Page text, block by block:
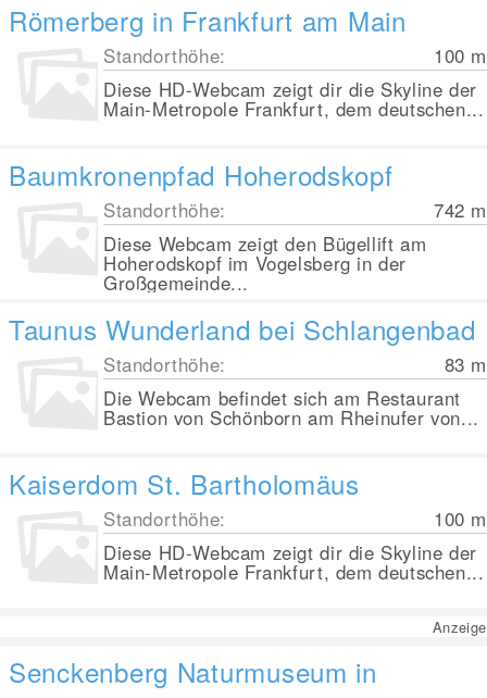
Römerberg in Frankfurt am Main
Standorthöhe: 100 m
Diese HD-Webcam zeigt dir die Skyline der
Main-Metropole Frankfurt, dem deutschen...
Baumkronenpfad Hoherodskopf
Standorthöhe: 742 m
Diese Webcam zeigt den Bügellift am
Hoherodskopf im Vogelsberg in der
Großgemeinde...
Taunus Wunderland bei Schlangenbad
Standorthöhe: 83 m
Die Webcam befindet sich am Restaurant
Bastion von Schönborn am Rheinufer von...
Kaiserdom St. Bartholomäus
Standorthöhe: 100 m
Diese HD-Webcam zeigt dir die Skyline der
Main-Metropole Frankfurt, dem deutschen...
Anzeige
Senckenberg Naturmuseum in